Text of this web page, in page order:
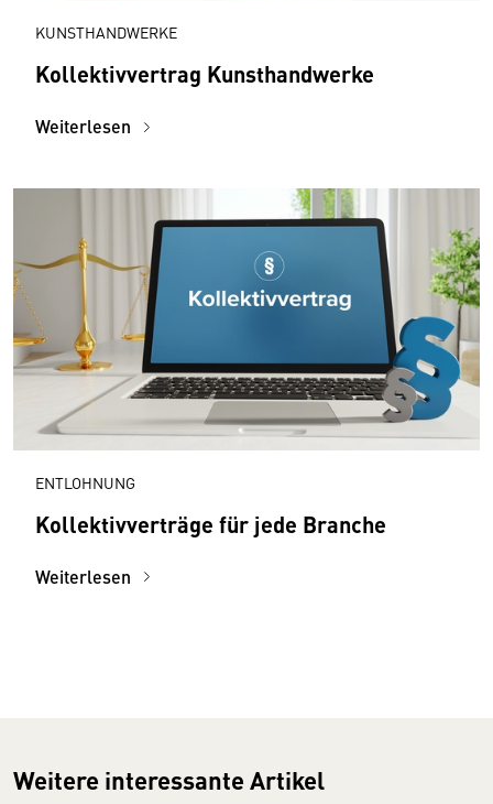
KUNSTHANDWERKE
Kollektivvertrag Kunsthandwerke
Weiterlesen
ENTLOHNUNG
Kollektivverträge für jede Branche
Weiterlesen
Weitere interessante Artikel